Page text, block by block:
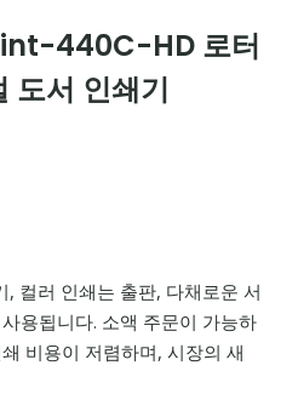
440C-HD 로터
도서 인쇄기
컬러 인쇄는 출판, 다채로운 서
용됩니다. 소액 주문이 가능하
비용이 저렴하며, 시장의 새